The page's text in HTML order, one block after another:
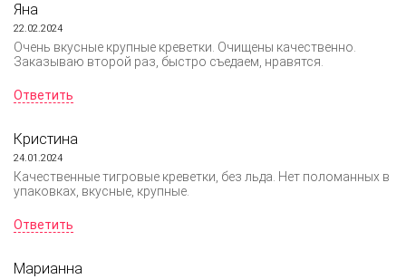
Яна
22.02.2024
Очень вкусные крупные креветки. Очищены качественно.
Заказываю второй раз, быстро съедаем, нравятся.
Ответить
Кристина
24.01.2024
Качественные тигровые креветки, без льда. Нет поломанных в
упаковках, вкусные, крупные.
Ответить
Марианна